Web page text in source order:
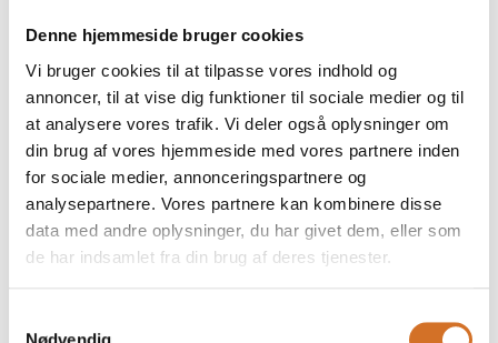
Denne hjemmeside bruger cookies
Vi bruger cookies til at tilpasse vores indhold og
annoncer, til at vise dig funktioner til sociale medier og til
at analysere vores trafik. Vi deler også oplysninger om
din brug af vores hjemmeside med vores partnere inden
for sociale medier, annonceringspartnere og
analysepartnere. Vores partnere kan kombinere disse
data med andre oplysninger, du har givet dem, eller som
de har indsamlet fra din brug af deres tjenester.
hvor flere og flere køkkener i dag forvandler
grøntsager, bælgfrugter, urter og planter til
oplevelser og begejstring for alle sanser.